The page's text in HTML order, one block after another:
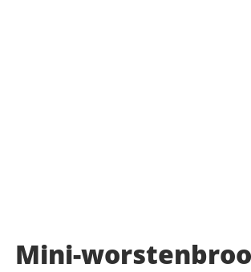
Mini-